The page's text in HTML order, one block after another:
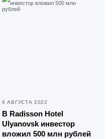
6 АВГУСТА 2022
В Radisson Hotel
Ulyanovsk инвестор
вложил 500 млн рублей